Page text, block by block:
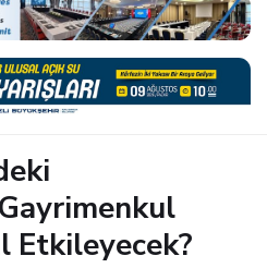
Etkileyecek?